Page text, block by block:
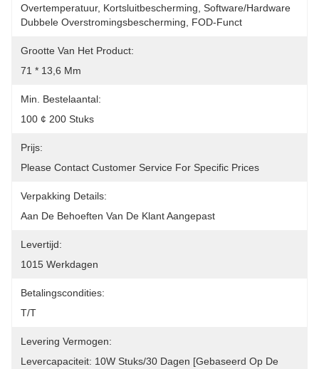
Overtemperatuur, Kortsluitbescherming, Software/hardware
Dubbele Overstromingsbescherming, FOD-Funct
Grootte Van Het Product:
71 * 13,6 Mm
Min. Bestelaantal:
100 ¢ 200 Stuks
Prijs:
Please Contact Customer Service For Specific Prices
Verpakking Details:
Aan De Behoeften Van De Klant Aangepast
Levertijd:
10­15 Werkdagen
Betalingscondities:
T/T
Levering Vermogen:
Levercapaciteit: 10W Stuks/30 Dagen [gebaseerd Op De